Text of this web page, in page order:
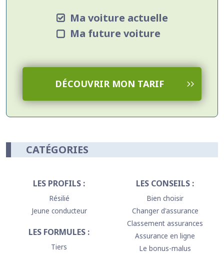
Les jeunes conducteurs
Les gens soucieux de faire des économies
Les gens qui utilisent les transports en commun
Etc
Ma voiture actuelle
Ma future voiture
DÉCOUVRIR MON TARIF
CATÉGORIES
LES PROFILS :
Résilié
Jeune conducteur
LES FORMULES :
Tiers
LES CONSEILS :
Bien choisir
Changer d'assurance
Classement assurances
Assurance en ligne
Le bonus-malus